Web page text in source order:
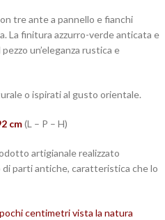
tre ante a pannello e fianchi
La finitura azzurro-verde anticata e
un’eleganza rustica e
o ispirati al gusto orientale.
cm(L – P – H)
artigianale realizzato
di parti antiche, caratteristica che lo
centimetri vista la natura